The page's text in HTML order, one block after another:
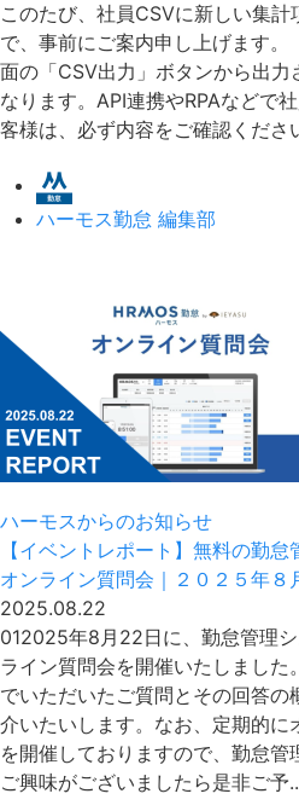
このたび、社員CSVに新しい集
で、事前にご案内申し上げます
面の「CSV出力」ボタンから出力
なります。API連携やRPAなどで
客様は、必ず内容をご確認くださ
ハーモス勤怠 編集部
ハーモスからのお知らせ
【イベントレポート】無料の勤怠
オンライン質問会｜２０２５年８
2025.08.22
012025年8月22日に、勤怠管理
ライン質問会を開催いたしまし
でいただいたご質問とその回答の
介いたいします。なお、定期的に
を開催しておりますので、勤怠
ご興味がございましたら是非ご予